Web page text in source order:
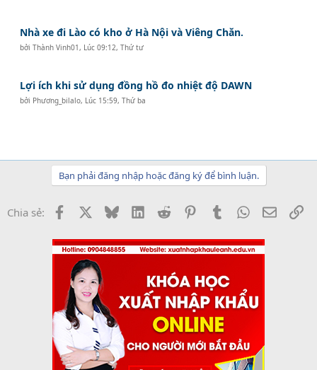
Nhà xe đi Lào có kho ở Hà Nội và Viêng Chăn.
bởiThành Vinh01 , Lúc 09:12, Thứ tư
Lợi ích khi sử dụng đồng hồ đo nhiệt độ DAWN
bởi Phương_bilalo, Lúc 15:59, Thứ ba
Bạn phải đăng nhập hoặc đăng ký để bình luận.
Chia sẻ: Facebook BlueskyLinkedInReddit PinterestTumblrWhatsApp
Email